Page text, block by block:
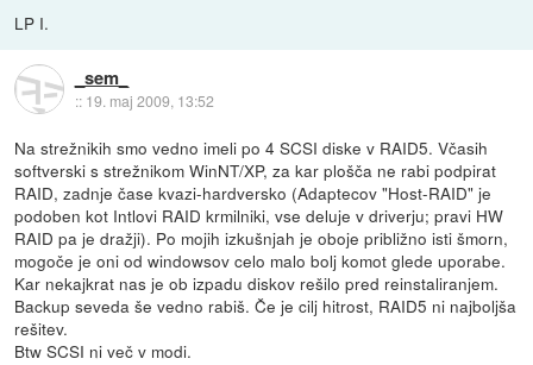
LP I.
_sem_
:: 19. maj 2009, 13:52
Na strežnikih smo vedno imeli po 4 SCSI diske v RAID5. Včasih
softverski s strežnikom WinNT/XP, za kar plošča ne rabi podpirat
RAID, zadnje čase kvazi-hardversko (Adaptecov "Host-RAID" je
podoben kot Intlovi RAID krmilniki, vse deluje v driverju; pravi HW
RAID pa je dražji). Po mojih izkušnjah je oboje približno isti šmorn,
mogoče je oni od windowsov celo malo bolj komot glede uporabe.
Kar nekajkrat nas je ob izpadu diskov rešilo pred reinstaliranjem.
Backup seveda še vedno rabiš. Če je cilj hitrost, RAID5 ni najboljša
rešitev.
Btw SCSI ni več v modi.